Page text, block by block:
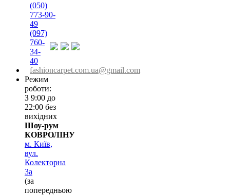
(050)
773-90-
49
(097)
760-
34-
40
fashioncarpet.com.ua@gmail.com
Режим
роботи:
З 9:00 до
22:00 без
вихідних
Шоу-рум
КОВРОЛІНУ
м. Київ,
вул.
Колекторна
3а
(за
попередньою